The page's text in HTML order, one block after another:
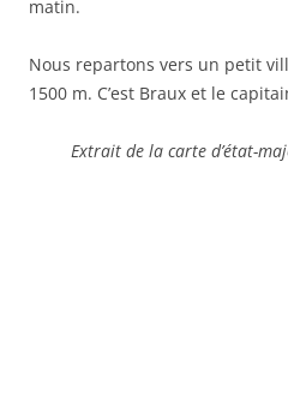
matin.
Nous repartons vers un petit
1500 m. C’est Braux et le
Extrait de la carte d’état-